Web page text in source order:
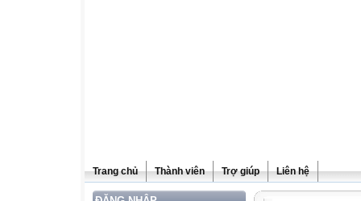
Trang chủ Thành viên Trợ giúp Liên hệ